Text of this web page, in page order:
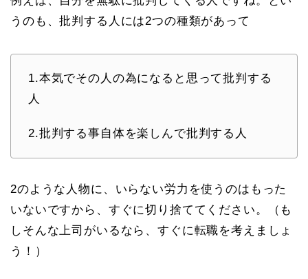
うのも、批判する人には2つの種類があって
1.本気でその人の為になると思って批判する
人
2.批判する事自体を楽しんで批判する人
2のような人物に、いらない労力を使うのはもった
いないですから、すぐに切り捨ててください。（も
しそんな上司がいるなら、すぐに転職を考えましょ
う！）